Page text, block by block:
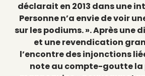
déclarait en 2013 dans une
Personne n’a envie de voir
sur les podiums. ». Après une
et une revendication
l’encontre des injonctions
note au compte-goutte la